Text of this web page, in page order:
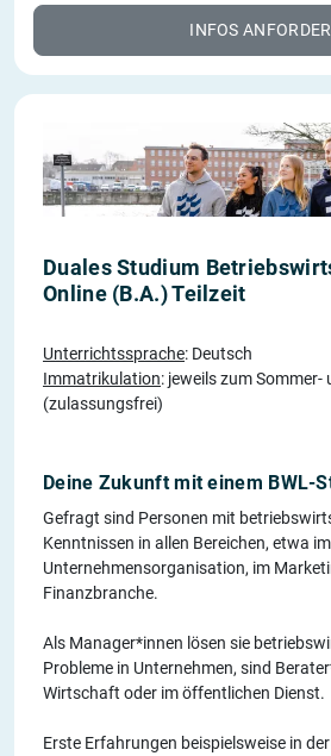
INFOS
Duales Studium
Online (B.A.) Teilzeit
Unterrichtssprache: Deutsch
Immatrikulation: jeweils zum
(zulassungsfrei)
Deine Zukunft mit einem BWL-
Gefragt sind Personen mit
Kenntnissen in allen Bereichen, etwa
Unternehmensorganisation, im
Finanzbranche.
Als Manager*innen lösen sie
Probleme in Unternehmen, sind
Wirtschaft oder im öffentlichen Dienst.
Erste Erfahrungen beispielsweise in